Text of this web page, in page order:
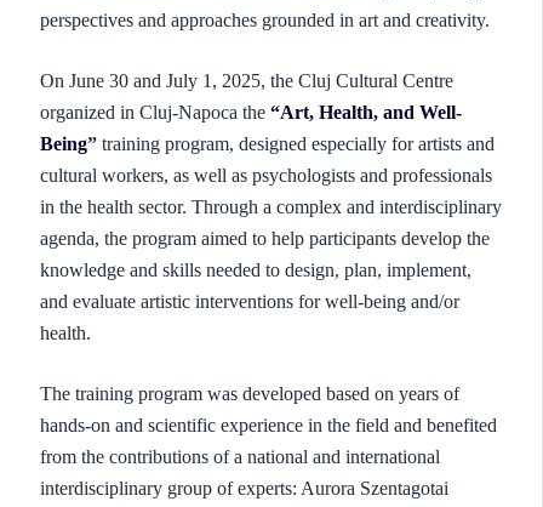
perspectives and approaches grounded in art and creativity.
On June 30 and July 1, 2025, the Cluj Cultural Centre
organized in Cluj-Napoca the “Art, Health, and Well-
Being”training program, designed especially for artists and
cultural workers, as well as psychologists and professionals
in the health sector. Through a complex and interdisciplinary
agenda, the program aimed to help participants develop the
knowledge and skills needed to design, plan, implement,
and evaluate artistic interventions for well-being and/or
health.
The training program was developed based on years of
hands-on and scientific experience in the field and benefited
from the contributions of a national and international
interdisciplinary group of experts: Aurora Szentagotai